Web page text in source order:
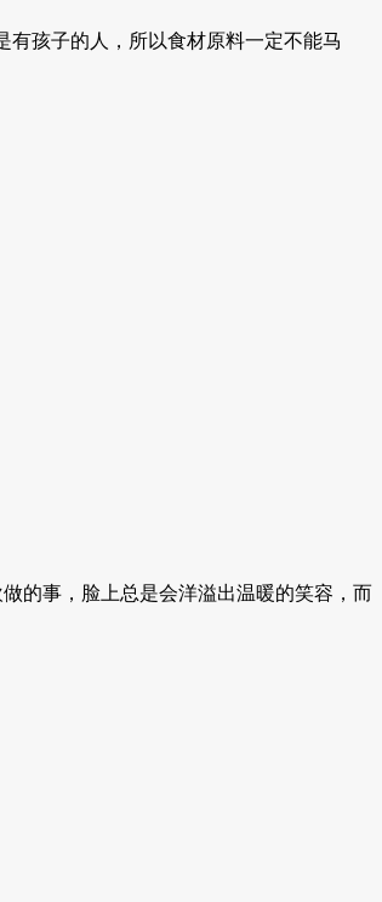
孩子的人，所以食材原料一定不能马
的事，脸上总是会洋溢出温暖的笑容，而